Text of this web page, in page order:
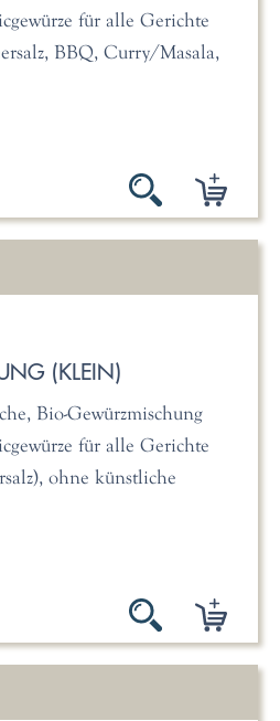
für alle Gerichte
BBQ, Curry/Masala,
(KLEIN)
Bio-Gewürzmischung
für alle Gerichte
ohne künstliche